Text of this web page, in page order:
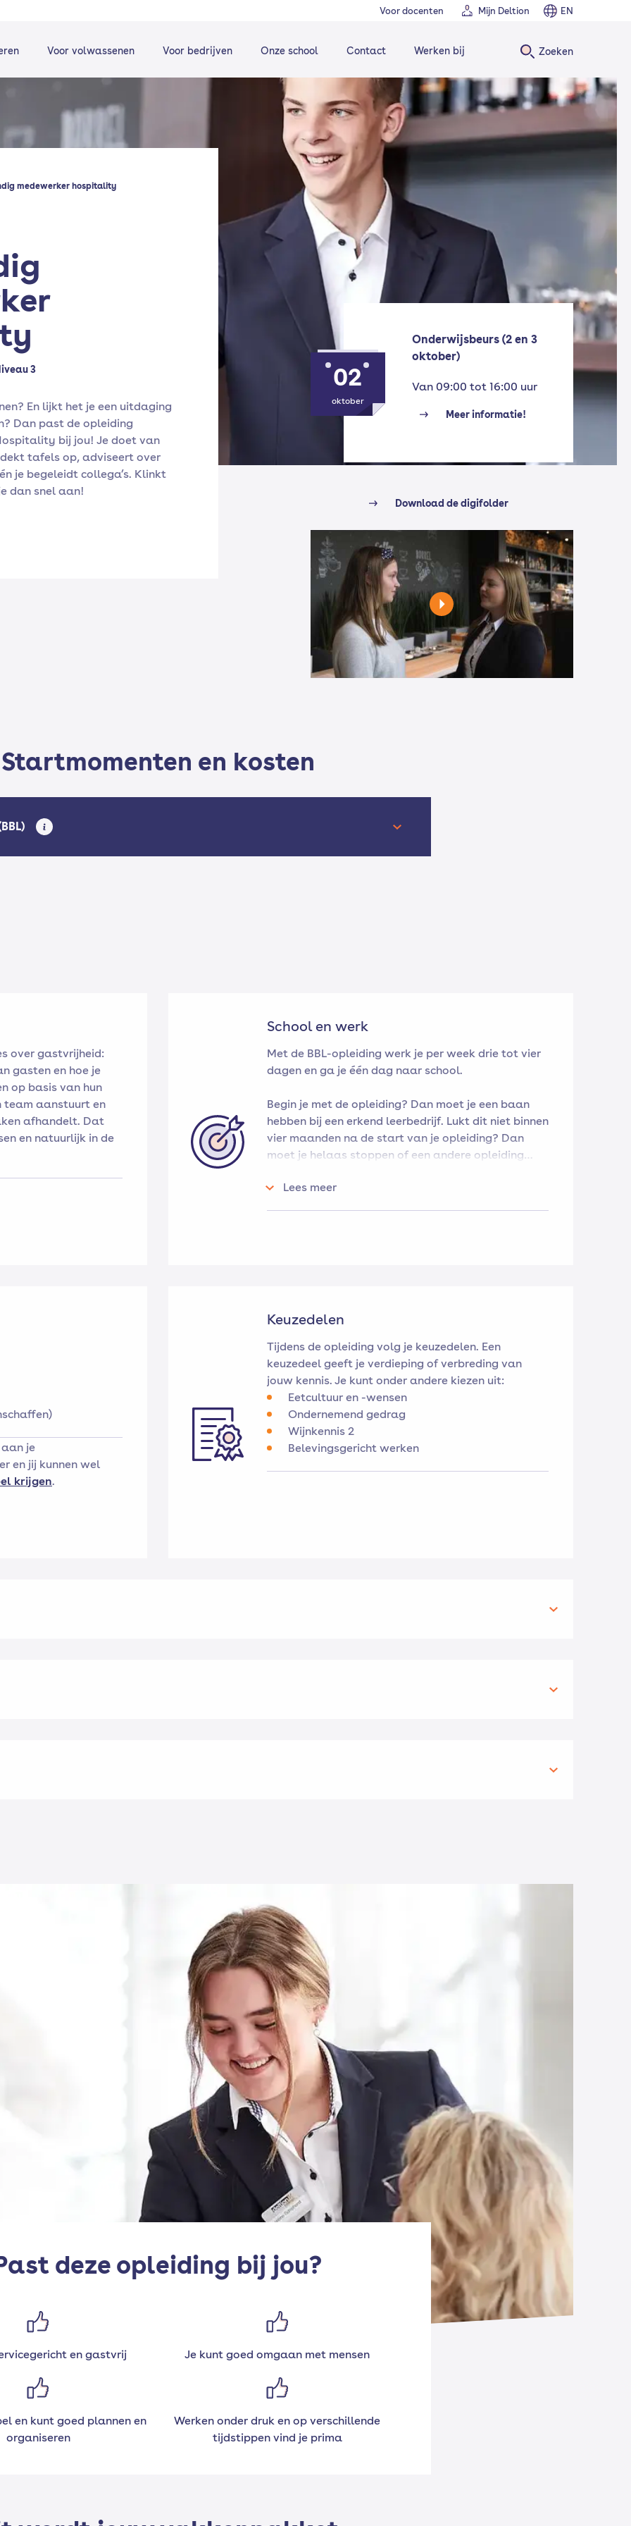
Voor docenten Mijn Deltion EN
Voor volwassenen Voor bedrijven Onze school Contact Werken bij Zoeken
medewerker hospitality
3
En lijkt het je een uitdaging
Dan past de opleiding
bij jou! Je doet van
tafels op, adviseert over
je begeleidt collega’s. Klinkt
dan snel aan!
02
oktober
Onderwijsbeurs (2 en 3
oktober)
Van 09:00 tot 16:00 uur
Meer informatie!
Download de digifolder
Startmomenten en kosten
over gastvrijheid:
gasten en hoe je
op basis van hun
team aanstuurt en
afhandelt. Dat
en natuurlijk in de
School en werk
Met de BBL-opleiding werk je per week drie tot vier
dagen en ga je één dag naar school.
Begin je met de opleiding? Dan moet je een baan
hebben bij een erkend leerbedrijf. Lukt dit niet binnen
vier maanden na de start van je opleiding? Dan
moet je helaas stoppen of een andere opleiding
Lees meer
je
en jij kunnen wel
krijgen.
Keuzedelen
Tijdens de opleiding volg je keuzedelen. Een
keuzedeel geeft je verdieping of verbreding van
jouw kennis. Je kunt onder andere kiezen uit:
Eetcultuur en -wensen
Ondernemend gedrag
Wijnkennis 2
Belevingsgericht werken
deze opleiding bij jou?
en gastvrij Je kunt goed omgaan met mensen
en kunt goed plannen en
organiseren
Werken onder druk en op verschillende
tijdstippen vind je prima